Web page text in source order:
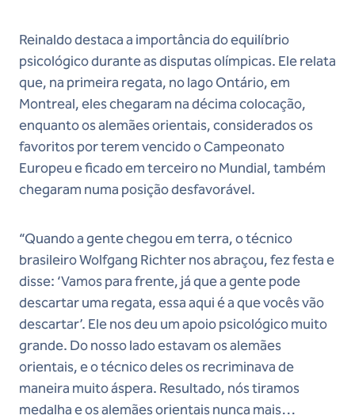
Reinaldo destaca a importância do equilíbrio
psicológico durante as disputas olímpicas. Ele relata
que, na primeira regata, no lago Ontário, em
Montreal, eles chegaram na décima colocação,
enquanto os alemães orientais, considerados os
favoritos por terem vencido o Campeonato
Europeu e ficado em terceiro no Mundial, também
chegaram numa posição desfavorável.
“Quando a gente chegou em terra, o técnico
brasileiro Wolfgang Richter nos abraçou, fez festa e
disse: ‘Vamos para frente, já que a gente pode
descartar uma regata, essa aqui é a que vocês vão
descartar’. Ele nos deu um apoio psicológico muito
grande. Do nosso lado estavam os alemães
orientais, e o técnico deles os recriminava de
maneira muito áspera. Resultado, nós tiramos
medalha e os alemães orientais nunca mais